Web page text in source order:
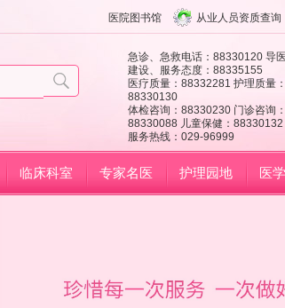
医院图书馆 从业人员资质查询
急诊、急救电话：88330120 导
建设、服务态度：88335155
医疗质量：88332281 护理质量
88330130
体检咨询：88330230 门诊咨询
88330088 儿童保健：88330132
服务热线：029-96999
临床科室 专家名医 护理园地 医